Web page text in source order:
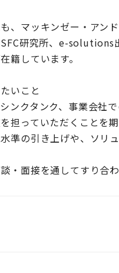
、マッキンゼー・アン
研究所、e-solutions
籍しています。
いこと
ンクタンク、事業会社
担っていただくことを期
準の引き上げや、ソリ
・面接を通してすり合わ